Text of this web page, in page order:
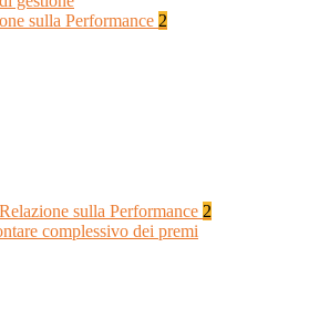
sulla Performance 2
Relazione sulla Performance 2
complessivo dei premi